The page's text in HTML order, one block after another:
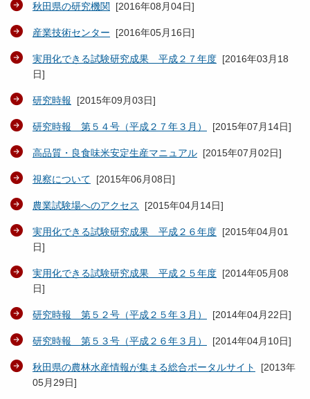
秋田県の研究機関 [2016年08月04日]
産業技術センター [2016年05月16日]
実用化できる試験研究成果 平成２７年度 [2016年03月18
日]
研究時報 [2015年09月03日]
研究時報 第５４号（平成２７年３月） [2015年07月14日]
高品質・良食味米安定生産マニュアル [2015年07月02日]
視察について [2015年06月08日]
農業試験場へのアクセス [2015年04月14日]
実用化できる試験研究成果 平成２６年度 [2015年04月01
日]
実用化できる試験研究成果 平成２５年度 [2014年05月08
日]
研究時報 第５２号（平成２５年３月） [2014年04月22日]
研究時報 第５３号（平成２６年３月） [2014年04月10日]
秋田県の農林水産情報が集まる総合ポータルサイト [2013年
05月29日]